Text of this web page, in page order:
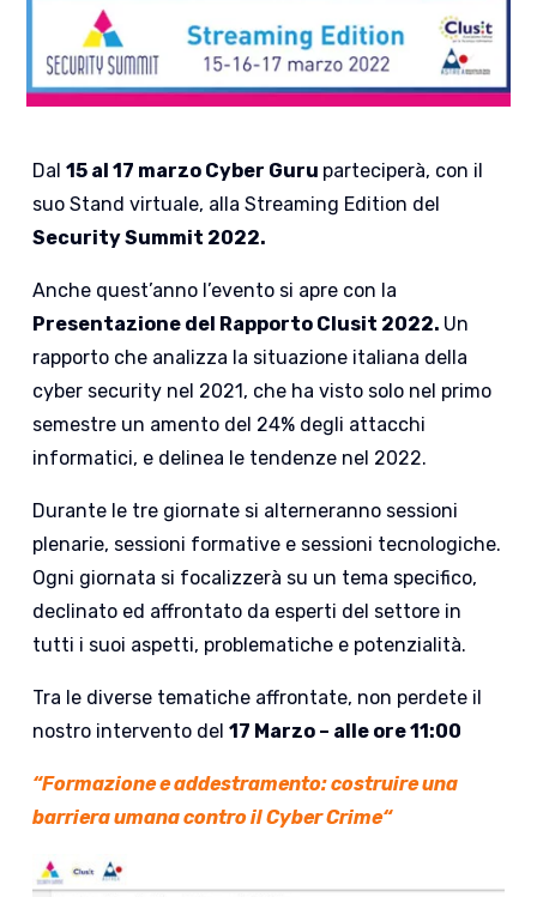
Dal15 al 17 marzo Cyber Guru parteciperà, con il
suo Stand virtuale, alla Streaming Edition del
Security Summit 2022.
Anche quest’anno l’evento si apre con la
Presentazione del Rapporto Clusit 2022. Un
rapporto che analizza la situazione italiana della
cyber security nel 2021, che ha visto solo nel primo
semestre un amento del 24% degli attacchi
informatici, e delinea le tendenze nel 2022.
Durante le tre giornate si alterneranno sessioni
plenarie, sessioni formative e sessioni tecnologiche.
Ogni giornata si focalizzerà su un tema specifico,
declinato ed affrontato da esperti del settore in
tutti i suoi aspetti, problematiche e potenzialità.
Tra le diverse tematiche affrontate, non perdete il
nostro intervento del17 Marzo – alle ore 11:00
“Formazione e addestramento: costruire una
barriera umana contro il Cyber Crime“